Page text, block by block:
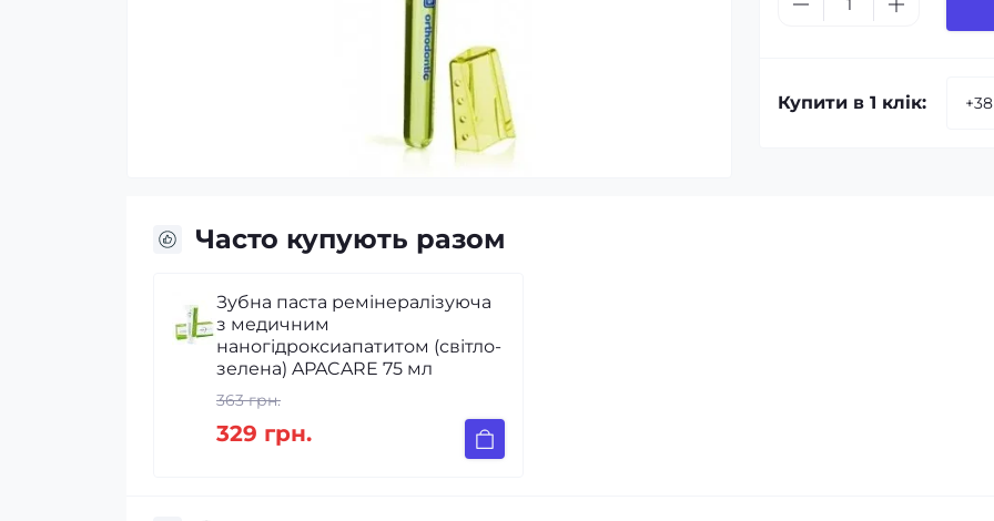
Купити в 1 клік:
Часто купують разом
Зубна паста ремінералізуюча
з медичним
наногідроксиапатитом (світло-
зелена) APACARE 75 мл
363 грн.
329 грн.